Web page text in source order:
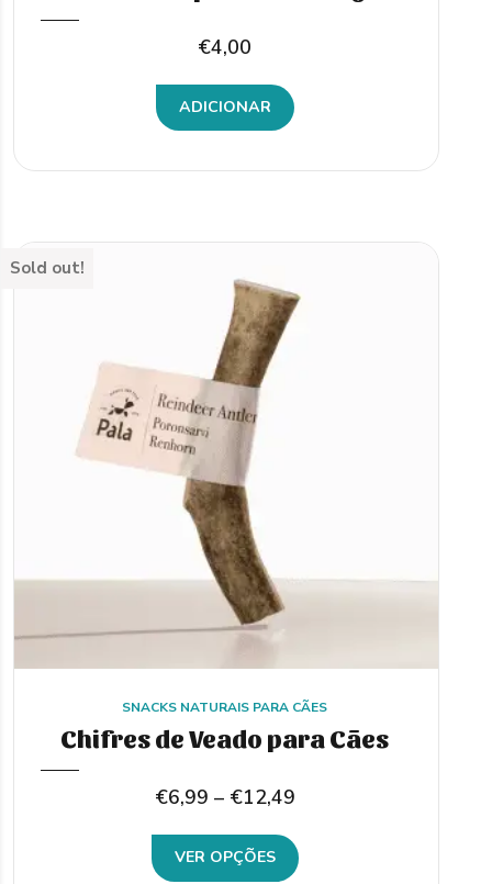
€4,00
ADICIONAR
Sold out!
SNACKS NATURAIS PARA CÃES
Chifres de Veado para Cães
€6,99 – €12,49Price
€6,99
VER OPÇÕES
This